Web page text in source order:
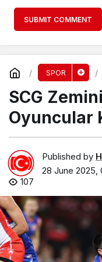
SUBMIT COMMENT
SPOR
SCG
Oyuncular
Published by
28 June 2025,
107